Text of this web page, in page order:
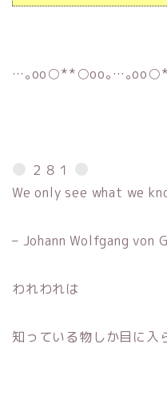
…｡oо○**○оo｡…｡
２８１
We only see what we
– Johann Wolfgang von
われわれは
知っている物しか目に入